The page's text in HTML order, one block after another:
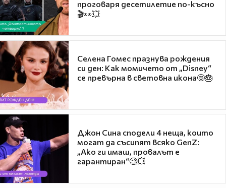
проговаря десетилетие по-късно
🎬👀💥
Селена Гомес празнува рождения
си ден: Как момичето от „Disney“
се превърна в световна икона🤩🎂
Джон Сина сподели 4 неща, които
могат да съсипят всяко GenZ:
„Ако ги имаш, провалът е
гарантиран“🧐💥